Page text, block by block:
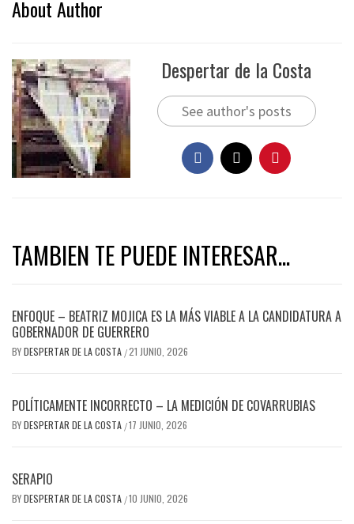
About Author
Despertar de la Costa
See author's posts
TAMBIEN TE PUEDE INTERESAR...
ENFOQUE – BEATRIZ MOJICA ES LA MÁS VIABLE A LA CANDIDATURA A
GOBERNADOR DE GUERRERO
BYDESPERTAR DE LA COSTA /21 JUNIO, 2026
POLÍTICAMENTE INCORRECTO – LA MEDICIÓN DE COVARRUBIAS
BYDESPERTAR DE LA COSTA /17 JUNIO, 2026
SERAPIO
BYDESPERTAR DE LA COSTA /10 JUNIO, 2026